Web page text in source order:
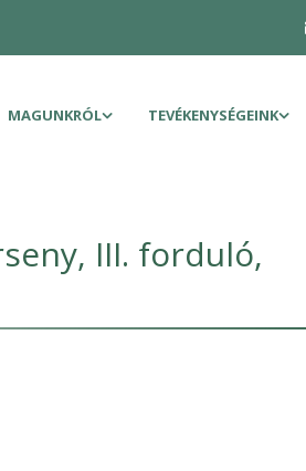
MAGUNKRÓL TEVÉKENYSÉGEINK
III. forduló,